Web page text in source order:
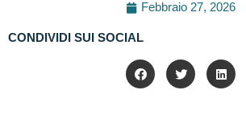
Febbraio 27, 2026
CONDIVIDI SUI SOCIAL